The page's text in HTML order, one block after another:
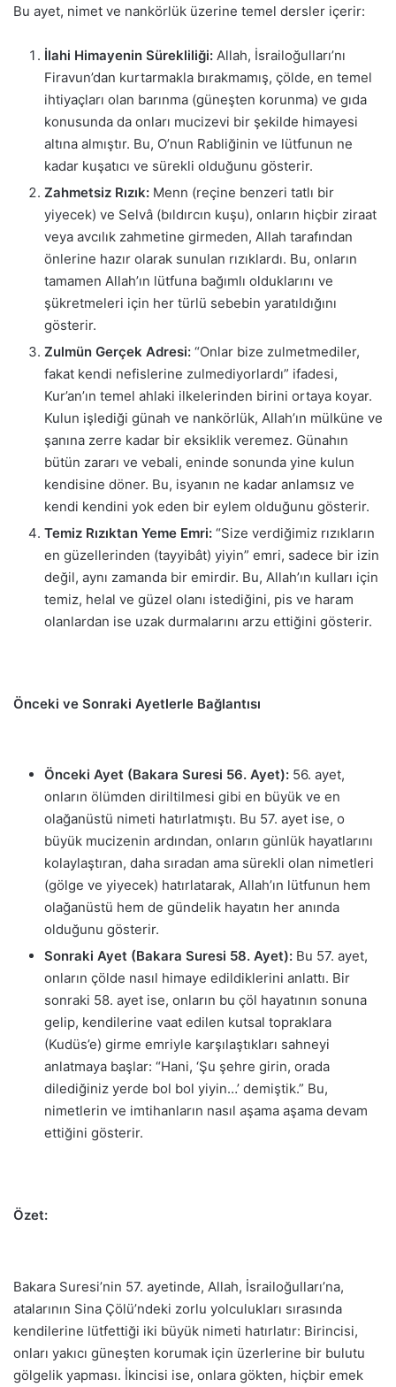
Bu ayet, nimet ve nankörlük üzerine temel dersler içerir:
İlahi Himayenin Sürekliliği: Allah, İsrailoğulları’nı
Firavun’dan kurtarmakla bırakmamış, çölde, en temel
ihtiyaçları olan barınma (güneşten korunma) ve gıda
konusunda da onları mucizevi bir şekilde himayesi
altına almıştır. Bu, O’nun Rabliğinin ve lütfunun ne
kadar kuşatıcı ve sürekli olduğunu gösterir.
Zahmetsiz Rızık: Menn (reçine benzeri tatlı bir
yiyecek) ve Selvâ (bıldırcın kuşu), onların hiçbir ziraat
veya avcılık zahmetine girmeden, Allah tarafından
önlerine hazır olarak sunulan rızıklardı. Bu, onların
tamamen Allah’ın lütfuna bağımlı olduklarını ve
şükretmeleri için her türlü sebebin yaratıldığını
gösterir.
Zulmün Gerçek Adresi: “Onlar bize zulmetmediler,
fakat kendi nefislerine zulmediyorlardı” ifadesi,
Kur’an’ın temel ahlaki ilkelerinden birini ortaya koyar.
Kulun işlediği günah ve nankörlük, Allah’ın mülküne ve
şanına zerre kadar bir eksiklik veremez. Günahın
bütün zararı ve vebali, eninde sonunda yine kulun
kendisine döner. Bu, isyanın ne kadar anlamsız ve
kendi kendini yok eden bir eylem olduğunu gösterir.
Temiz Rızıktan Yeme Emri: “Size verdiğimiz rızıkların
en güzellerinden (tayyibât) yiyin” emri, sadece bir izin
değil, aynı zamanda bir emirdir. Bu, Allah’ın kulları için
temiz, helal ve güzel olanı istediğini, pis ve haram
olanlardan ise uzak durmalarını arzu ettiğini gösterir.
Önceki ve Sonraki Ayetlerle Bağlantısı
Önceki Ayet (Bakara Suresi 56. Ayet): 56. ayet,
onların ölümden diriltilmesi gibi en büyük ve en
olağanüstü nimeti hatırlatmıştı. Bu 57. ayet ise, o
büyük mucizenin ardından, onların günlük hayatlarını
kolaylaştıran, daha sıradan ama sürekli olan nimetleri
(gölge ve yiyecek) hatırlatarak, Allah’ın lütfunun hem
olağanüstü hem de gündelik hayatın her anında
olduğunu gösterir.
Sonraki Ayet (Bakara Suresi 58. Ayet): Bu 57. ayet,
onların çölde nasıl himaye edildiklerini anlattı. Bir
sonraki 58. ayet ise, onların bu çöl hayatının sonuna
gelip, kendilerine vaat edilen kutsal topraklara
(Kudüs’e) girme emriyle karşılaştıkları sahneyi
anlatmaya başlar: “Hani, ‘Şu şehre girin, orada
dilediğiniz yerde bol bol yiyin…’ demiştik.” Bu,
nimetlerin ve imtihanların nasıl aşama aşama devam
ettiğini gösterir.
Özet:
Bakara Suresi’nin 57. ayetinde, Allah, İsrailoğulları’na,
atalarının Sina Çölü’ndeki zorlu yolculukları sırasında
kendilerine lütfettiği iki büyük nimeti hatırlatır: Birincisi,
onları yakıcı güneşten korumak için üzerlerine bir bulutu
gölgelik yapması. İkincisi ise, onlara gökten, hiçbir emek